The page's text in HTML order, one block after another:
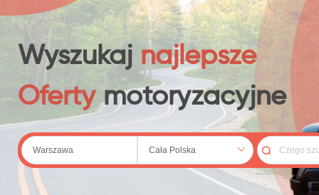
Wyszukaj najlepsze
Ofertymotoryzacyjne